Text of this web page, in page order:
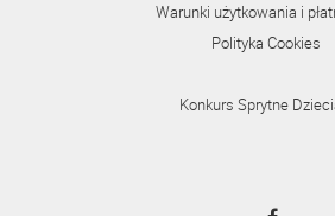
Warunki użytkowania i
Polityka Cookies
Konkurs Sprytne